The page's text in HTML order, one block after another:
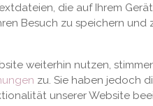
die auf Ihrem
Besuch zu speichern
weiterhin nutzen,
zu. Sie haben jedoch
unserer Website